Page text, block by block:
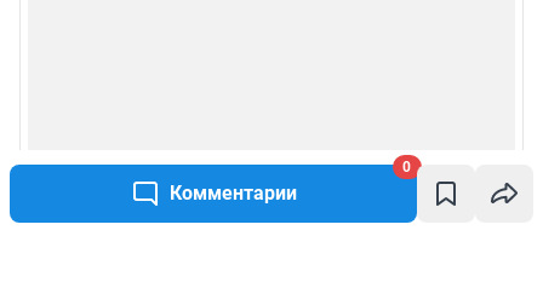
Комментарии
0